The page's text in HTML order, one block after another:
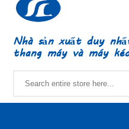
Nhà sản xuất duy
thang máy và máy